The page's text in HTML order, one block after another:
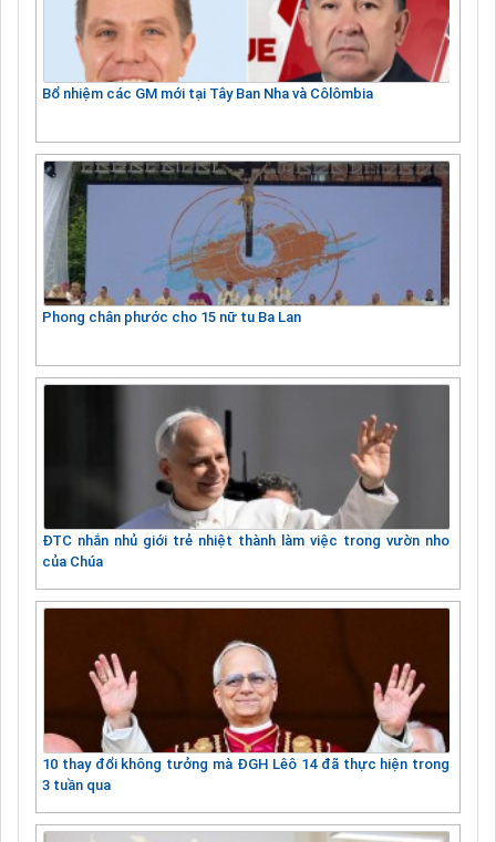
Bổ nhiệm các GM mới tại Tây Ban Nha và Côlômbia
Phong chân phước cho 15 nữ tu Ba Lan
ĐTC nhắn nhủ giới trẻ nhiệt thành làm việc trong vườn nho
của Chúa
10 thay đổi không tưởng mà ĐGH Lêô 14 đã thực hiện trong
3 tuần qua